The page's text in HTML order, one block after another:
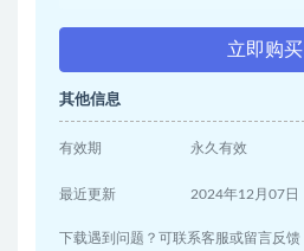
立即购买
其他信息
有效期 永久有效
最近更新 2024年12月07日
下载遇到问题？可联系客服或留言反馈